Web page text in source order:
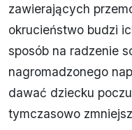
zawierających
okrucieństwo budzi
sposób na radzenie
nagromadzonego
dawać dziecku
tymczasowo